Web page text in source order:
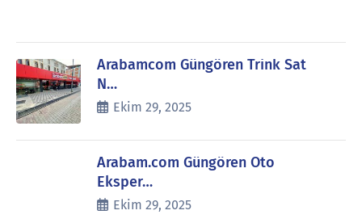
Arabamcom Güngören Trink Sat
N…
Ekim 29, 2025
Arabam.com Güngören Oto
Eksper…
Ekim 29, 2025